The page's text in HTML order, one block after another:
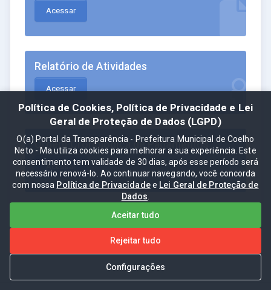
Acessar
Relatório de Atividades
Acessar
Ordem Cronológica de Pagamentos
Acessar
Política de Cookies, Política de Privacidade e Lei
Geral de Proteção de Dados (LGPD)
O(a) Portal da Transparência - Prefeitura Municipal de Coelho
Neto - Ma utiliza cookies para melhorar a sua experiência. Este
consentimento tem validade de 30 dias, após esse período será
necessário renová-lo. Ao continuar navegando, você concorda
com nossa Política de Privacidadee Lei Geral de Proteção de
Dados
Aceitar tudo
Rejeitar tudo
Configurações